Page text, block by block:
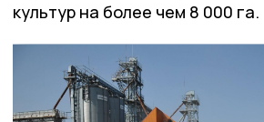
культур на более чем 8 000 га.